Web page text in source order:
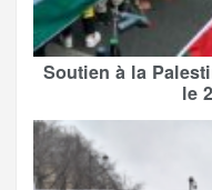
Soutien à la
le